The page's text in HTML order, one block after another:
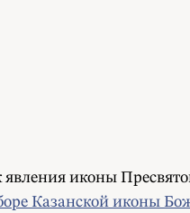
явления иконы
Казанской иконы